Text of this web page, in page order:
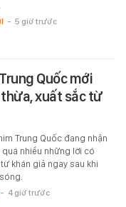
- 5 giờ trước
Quốc mới
xuất sắc từ
Trung Quốc đang nhận
nhiều những lời có
khán giả ngay sau khi
- 4 giờ trước